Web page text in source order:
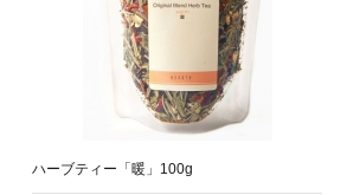
ハーブティー「暖」100g